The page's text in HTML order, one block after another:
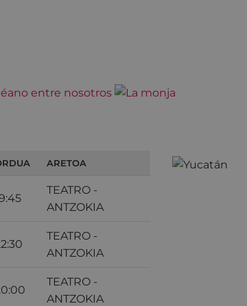
ARETOA
TEATRO -
ANTZOKIA
TEATRO -
ANTZOKIA
TEATRO -
ANTZOKIA